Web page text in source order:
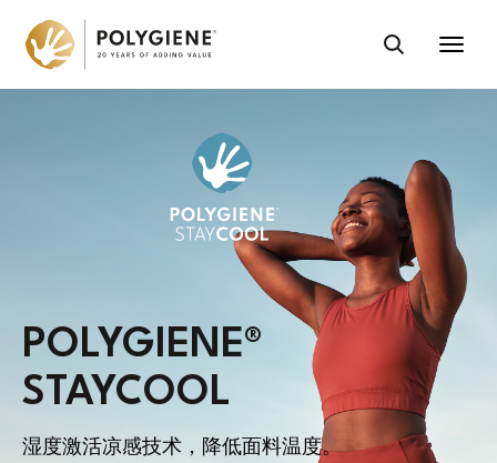
POLYGIENE®
STAYCOOL
湿度激活凉感技术，降低面料温度。